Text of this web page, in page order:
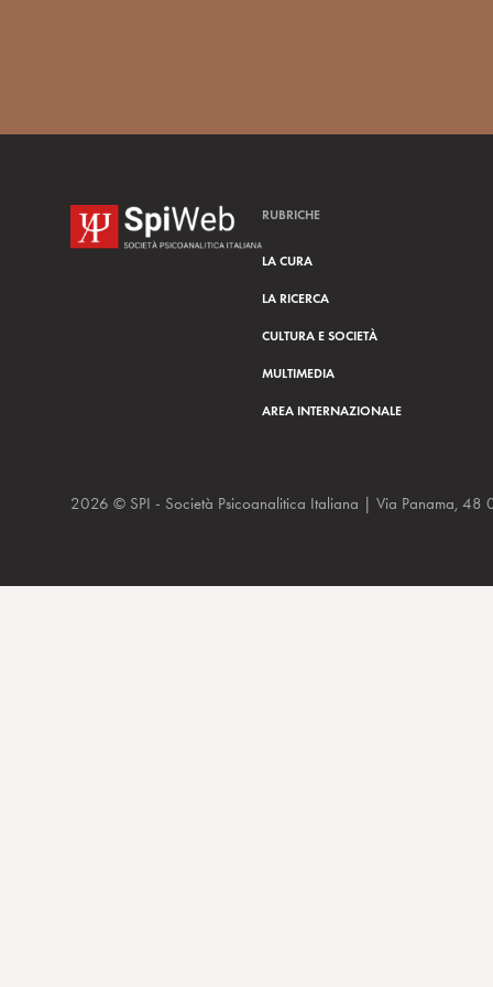
RUBRICHE
LA CURA
LA RICERCA
CULTURA E SOCIETÀ
MULTIMEDIA
AREA INTERNAZIONALE
2026 © SPI - Società Psicoanalitica Italiana | Via Panama,